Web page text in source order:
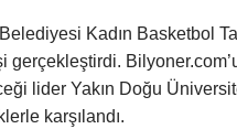
Kadın Basketbol
gerçekleştirdi.
lider Yakın Doğu
karşılandı.